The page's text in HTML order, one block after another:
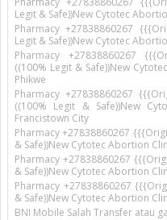
Legit & Safe))New Cytotec
Pharmacy +27838860267
Legit & Safe))New Cytotec
Pharmacy +27838860267
((100% Legit & Safe))New
Phikwe
Pharmacy +27838860267
((100% Legit & Safe))New
Francistown City
Pharmacy +27838860267
& Safe))New Cytotec Abortion
Pharmacy +27838860267
& Safe))New Cytotec Abortion
Pharmacy +27838860267
& Safe))New Cytotec Abortion
BNI Mobile Salah Transfer atau